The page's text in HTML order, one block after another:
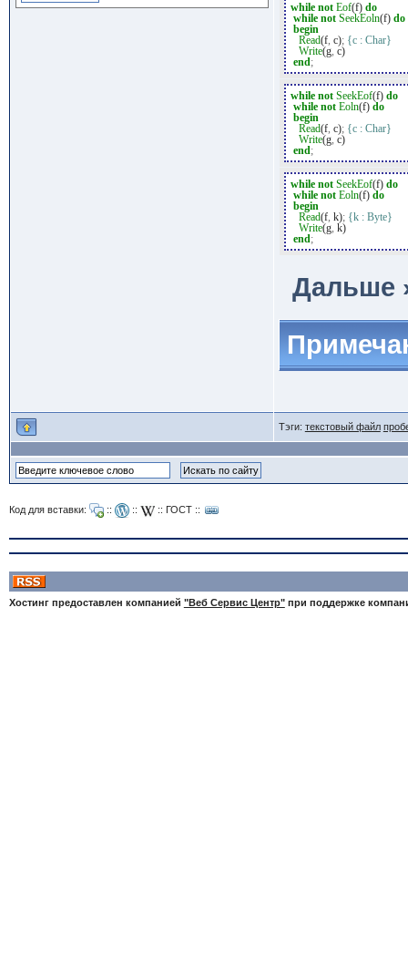
while not Eof(f) do
while not SeekEoln(f) do
begin
Read(f, c); {c : Char}
Write(g, c)
end;
while not SeekEof(f) do
while not Eoln(f) do
begin
Read(f, c); {c : Char}
Write(g, c)
end;
while not SeekEof(f) do
while not Eoln(f) do
begin
Read(f, k); {k : Byte}
Write(g, k)
end;
Дальше
Тэги: текстовый файл
Код для вставки: :: :: :: ГОСТ::
Хостинг предоставлен компанией "Веб Сервис Центр"при поддержке